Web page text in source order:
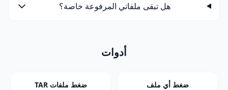
هل تبقى ملفاتي المرفوعة خاصة؟
أدوات
ضغط أي ملف ضغط ملفات TAR